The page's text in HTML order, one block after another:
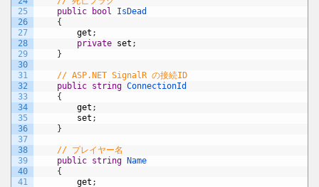
25
26
27
28
29
30
31
32
33
34
35
36
37
38
39
40
41
public
bool
IsDead
{
get ;
private set ;
}
// ASP.NET SignalR の接続ID
public string ConnectionId
{
get ;
set ;
}
// プレイヤー名
public string
Name
{
get ;